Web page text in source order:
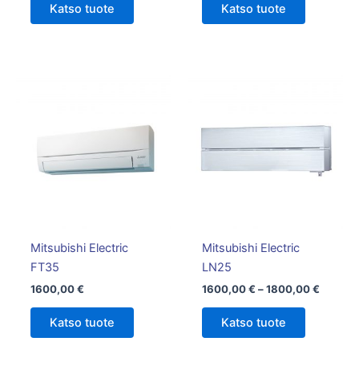
Katso tuote Katso tuote
Mitsubishi Electric
FT35
1600,00€
Katso tuote
Mitsubishi Electric
LN25
1600,00€ – 1800,00€
Katso tuote
Voit